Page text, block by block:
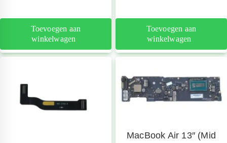
Toevoegen aan
winkelwagen
Toevoegen aan
winkelwagen
MacBook Air 13″ (Mid